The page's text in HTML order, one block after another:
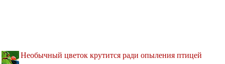
Необычный цветок крутится ради опыления птицей